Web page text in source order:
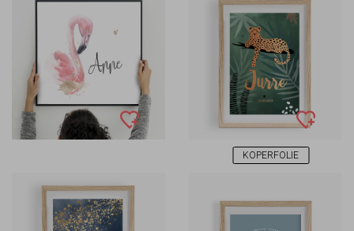
KOPERFOLIE